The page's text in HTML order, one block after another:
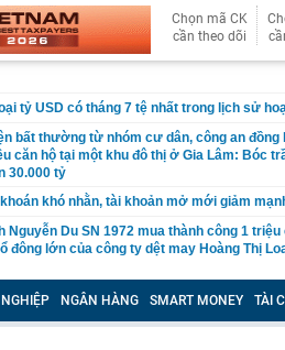
Chọn mã CK
cần theo dõi
tỷ USD có tháng 7 tệ nhất trong lịch sử
bất thường từ nhóm cư dân, công an đồng
căn hộ tại một khu đô thị ở Gia Lâm: Bóc
30.000 tỷ
khó nhằn, tài khoản mở mới giảm
Nguyễn Du SN 1972 mua thành công 1
đông lớn của công ty dệt may Hoàng Thị
biết đỉnh núi cao thứ 5 Việt Nam, là “ cột
cương” ở độ cao trên 3.000m, điểm đến
NGÂN HÀNG SMART MONEY TÀI